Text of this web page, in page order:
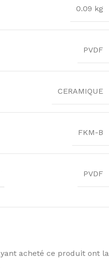
0.09 kg
PVDF
CERAMIQUE
FKM-B
PVDF
acheté ce produit ont la